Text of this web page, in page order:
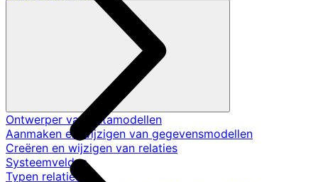
Ontwerper van datamodellen
Aanmaken en wijzigen van gegevensmodellen
Creëren en wijzigen van relaties
Systeemvelden
Typen relaties